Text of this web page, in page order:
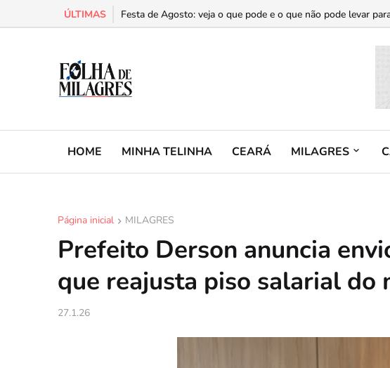
ÚLTIMAS Festa de Agosto: veja o que pode e o que não pode levar
Cariri é a segunda região do Ceará com mais casos de
HOME MINHA TELINHA CEARÁ MILAGRES
Página inicial MILAGRES
Prefeito Derson anuncia
que reajusta piso salarial do
27.1.26